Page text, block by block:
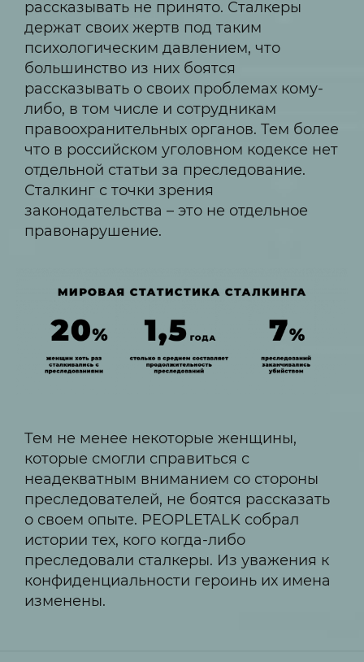
рассказывать не принято. Сталкеры
держат своих жертв под таким
психологическим давлением, что
большинство из них боятся
рассказывать о своих проблемах кому-
либо, в том числе и сотрудникам
правоохранительных органов. Тем более
что в российском уголовном кодексе нет
отдельной статьи за преследование.
Сталкинг с точки зрения
законодательства – это не отдельное
правонарушение.
Тем не менее некоторые женщины,
которые смогли справиться с
неадекватным вниманием со стороны
преследователей, не боятся рассказать
о своем опыте. PEOPLETALK собрал
истории тех, кого когда-либо
преследовали сталкеры. Из уважения к
конфиденциальности героинь их имена
изменены.